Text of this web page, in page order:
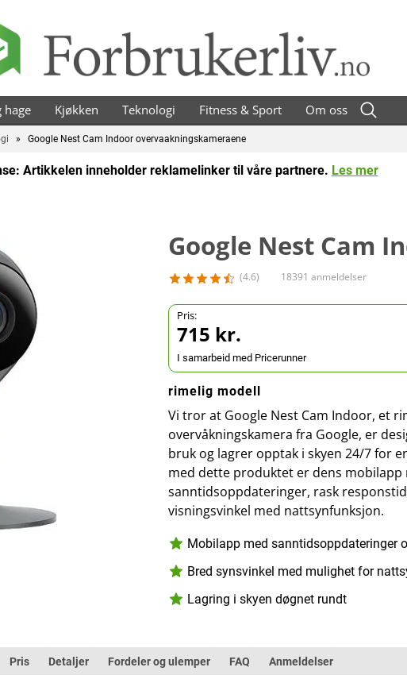
hage Kjøkken Teknologi Fitness & Sport Om oss
» Google Nest Cam Indoor overvaakningskameraene
Artikkelen inneholder reklamelinker til våre partnere. Les mer
Google Nest Cam
(4.6) 18391 anmeldelser
Pris:
715 kr.
I samarbeid med Pricerunner
rimelig modell
Vi tror at Google Nest Cam Indoor, et
overvåkningskamera fra Google, er
bruk og lagrer opptak i skyen 24/7 for
med dette produktet er dens mobilapp
sanntidsoppdateringer, rask
visningsvinkel med nattsynfunksjon.
Mobilapp med sanntidsoppdateringer
Bred synsvinkel med mulighet for
Lagring i skyen døgnet rundt
Pris Detaljer Fordeler og ulemper FAQ Anmeldelser